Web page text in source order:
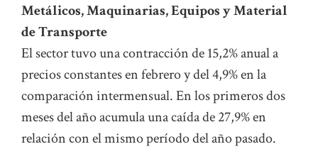
Metálicos, Maquinarias, Equipos y Material
de Transporte
El sector tuvo una contracción de 15,2% anual a
precios constantes en febrero y del 4,9% en la
comparación intermensual. En los primeros dos
meses del año acumula una caída de 27,9% en
relación con el mismo período del año pasado.